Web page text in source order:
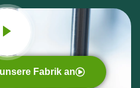
Fabrik an